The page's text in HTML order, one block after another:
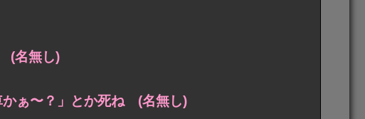
(名無し)
かぁ〜？」とか死ね (名無し)